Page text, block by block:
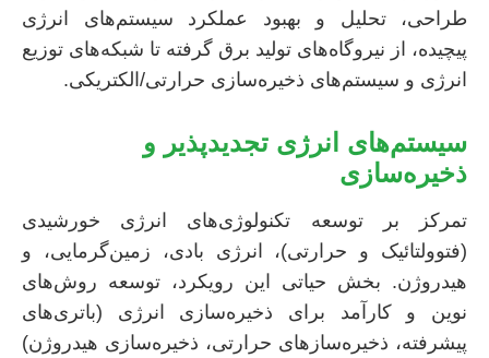
طراحی، تحلیل و بهبود عملکرد سیستم‌های انرژی
پیچیده، از نیروگاه‌های تولید برق گرفته تا شبکه‌های توزیع
انرژی و سیستم‌های ذخیره‌سازی حرارتی/الکتریکی.
سیستم‌های انرژی تجدیدپذیر و
ذخیره‌سازی
تمرکز بر توسعه تکنولوژی‌های انرژی خورشیدی
(فتوولتائیک و حرارتی)، انرژی بادی، زمین‌گرمایی، و
هیدروژن. بخش حیاتی این رویکرد، توسعه روش‌های
نوین و کارآمد برای ذخیره‌سازی انرژی (باتری‌های
پیشرفته، ذخیره‌سازهای حرارتی، ذخیره‌سازی هیدروژن)